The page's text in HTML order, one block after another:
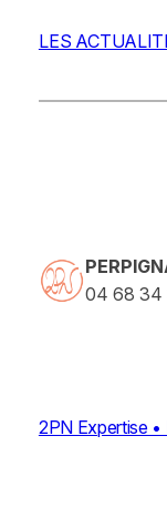
LES
04 68 34
2PN Expertise •